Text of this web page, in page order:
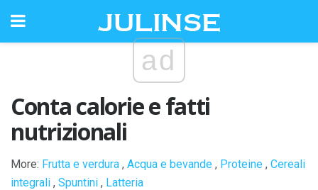
ad
Conta calorie e fatti
nutrizionali
More: Frutta e verdura , Acqua e bevande , Proteine , Cereali
integrali , Spuntini , Latteria